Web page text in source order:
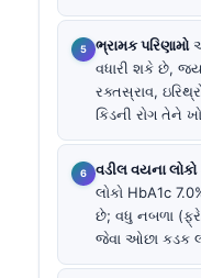
ભ્રામક પરિણામો
વધારી શકે છે,
રક્તસ્રાવ,
કિડની રોગ તેને
વડીલ વયના લોકો
લોકો HbA1c
છે; વધુ નબળા
જેવા ઓછા કડક